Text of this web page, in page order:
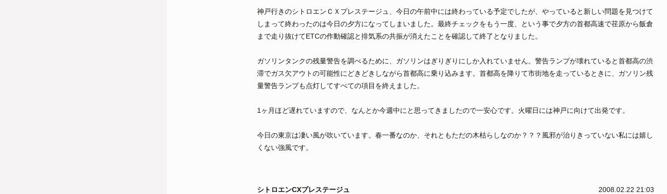
神戸行きのシトロエンＣＸプレステージュ、今日の午前中には終わっている予定でしたが、やっていると新しい問題を見つけて
しまって終わったのは今日の夕方になってしまいました。最終チェックをもう一度、という事で夕方の首都高速で荏原から飯倉
まで走り抜けてETCの作動確認と排気系の共振が消えたことを確認して終了となりました。
ガソリンタンクの残量警告を調べるために、ガソリンはぎりぎりにしか入れていません。警告ランプが壊れていると首都高の渋
滞でガス欠アウトの可能性にどきどきしながら首都高に乗り込みます。首都高を降りて市街地を走っているときに、ガソリン残
量警告ランプも点灯してすべての項目を終えました。
1ヶ月ほど遅れていますので、なんとか今週中にと思ってきましたので一安心です。火曜日には神戸に向けて出発です。
今日の東京は凄い風が吹いています。春一番なのか、それともただの木枯らしなのか？？？風邪が治りきっていない私には嬉し
くない強風です。
シトロエンCXプレステージュ 2008.02.22 21:03